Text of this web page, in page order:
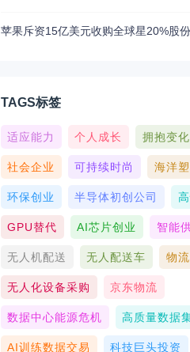
TAGS标签
适应能力 个人成长 拥抱变化
社会企业 可持续时尚 海洋
环保创业 半导体初创公司
GPU替代 AI芯片创业 智能
无人机配送 无人配送车 物
无人化设备采购 京东物流
数据中心能源危机 高质量数据
AI训练数据交易 科技巨头投资